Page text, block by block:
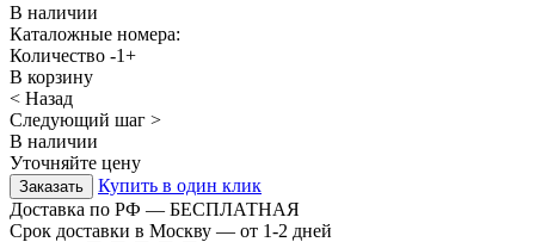
В наличии
Каталожные номера:
Количество -1+
В корзину
< Назад
Следующий шаг >
В наличии
Уточняйте цену
Купить в один клик
Доставка по РФ — БЕСПЛАТНАЯ
Срок доставки в Москву — от 1-2 дней